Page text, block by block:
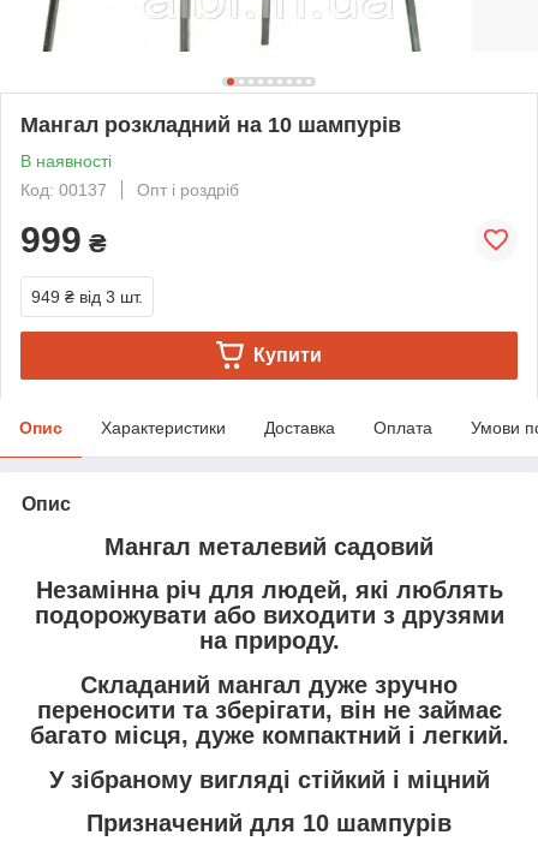
Мангал розкладний на 10 шампурів
В наявності
Код: 00137
Опт і роздріб
999 ₴
949 ₴ від 3 шт.
Купити
Опис Характеристики Доставка Оплата Умови
Опис
Мангал металевий садовий
Незамінна річ для людей, які люблять
подорожувати або виходити з друзями
на природу.
Складаний мангал дуже зручно
переносити та зберігати, він не займає
багато місця, дуже компактний і легкий.
У зібраному вигляді стійкий і міцний
Призначений для 10 шампурів